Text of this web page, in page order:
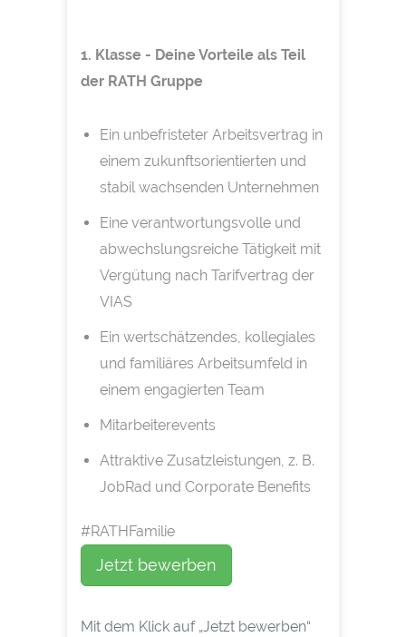
1. Klasse - Deine Vorteile als Teil
der RATH Gruppe
Ein unbefristeter Arbeitsvertrag in
einem zukunftsorientierten und
stabil wachsenden Unternehmen
Eine verantwortungsvolle und
abwechslungsreiche Tätigkeit mit
Vergütung nach Tarifvertrag der
VIAS
Ein wertschätzendes, kollegiales
und familiäres Arbeitsumfeld in
einem engagierten Team
Mitarbeiterevents
Attraktive Zusatzleistungen, z. B.
JobRad und Corporate Benefits
#RATHFamilie
Jetzt bewerben
Mit dem Klick auf „Jetzt bewerben“